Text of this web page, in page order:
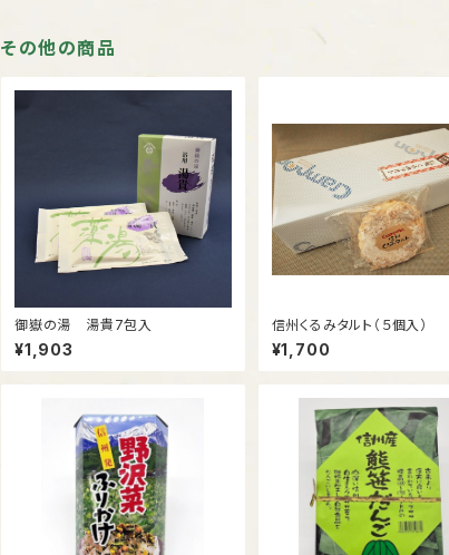
その他の商品
御嶽の湯 湯貴7包入
¥1,903
信州くるみタルト（５個入）
¥1,700